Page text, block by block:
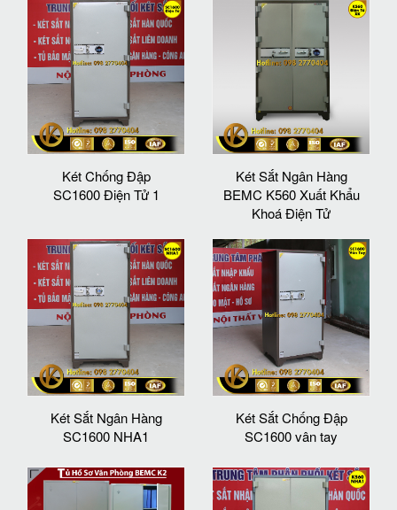
Két Chống Đập
SC1600 Điện Tử 1
Két Sắt Ngân Hàng
BEMC K560 Xuất Khẩu
Khoá Điện Tử
Két Sắt Ngân Hàng
SC1600 NHA1
Két Sắt Chống Đập
SC1600 vân tay